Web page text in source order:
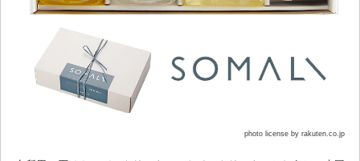
photo license by rakuten.co.jp